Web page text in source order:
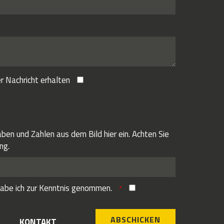
Nachricht erhalten
und Zahlen aus dem Bild hier ein. Achten Sie
ich zur Kenntnis genommen.
ABSCHICKEN